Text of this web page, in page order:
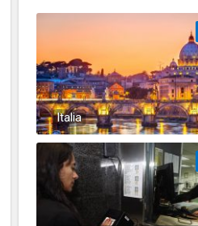
Italia